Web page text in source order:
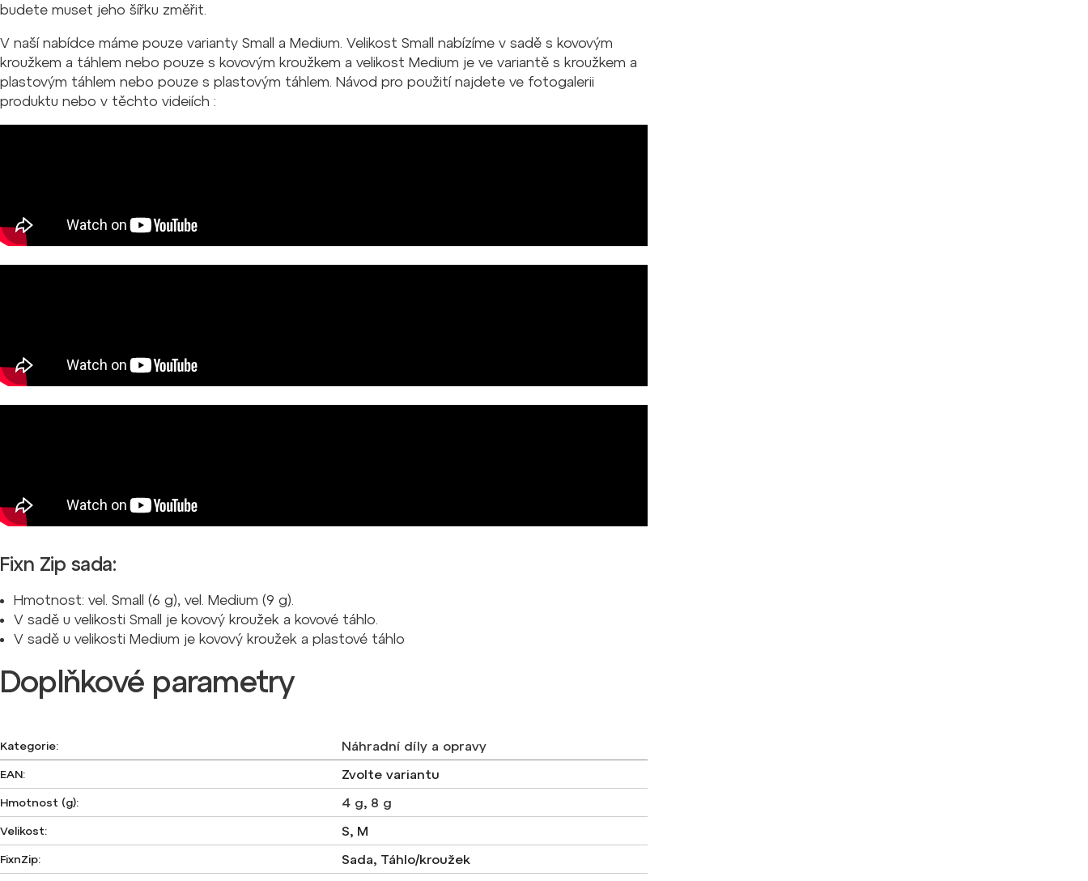
budete muset jeho šířku změřit.
V naší nabídce máme pouze varianty Small a Medium. Velikost Small nabízíme v sadě s kovovým
kroužkem a táhlem nebo pouze s kovovým kroužkem a velikost Medium je ve variantě s kroužkem a
plastovým táhlem nebo pouze s plastovým táhlem. Návod pro použití najdete ve fotogalerii
produktu nebo v těchto videiích :
Fixn Zip sada:
Hmotnost: vel. Small (6 g), vel. Medium (9 g).
V sadě u velikosti Small je kovový kroužek a kovové táhlo.
V sadě u velikosti Medium je kovový kroužek a plastové táhlo
Doplňkové parametry
Kategorie: Náhradní díly a opravy
EAN: Zvolte variantu
Hmotnost (g): 4 g, 8 g
Velikost: S, M
FixnZip: Sada, Táhlo/kroužek